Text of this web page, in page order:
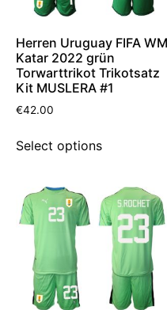
Herren Uruguay FIFA WM
Katar 2022 grün
Torwarttrikot Trikotsatz
Kit MUSLERA #1
€42.00
Select options